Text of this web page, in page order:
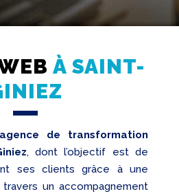
À SAINT-
agence de transformation
, dont l’objectif est de
ses clients grâce à une
travers un accompagnement